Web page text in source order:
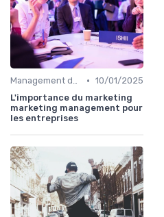
Management des équipes marketing • 10/01/2025
L'importance du marketing
marketing management pour
les entreprises